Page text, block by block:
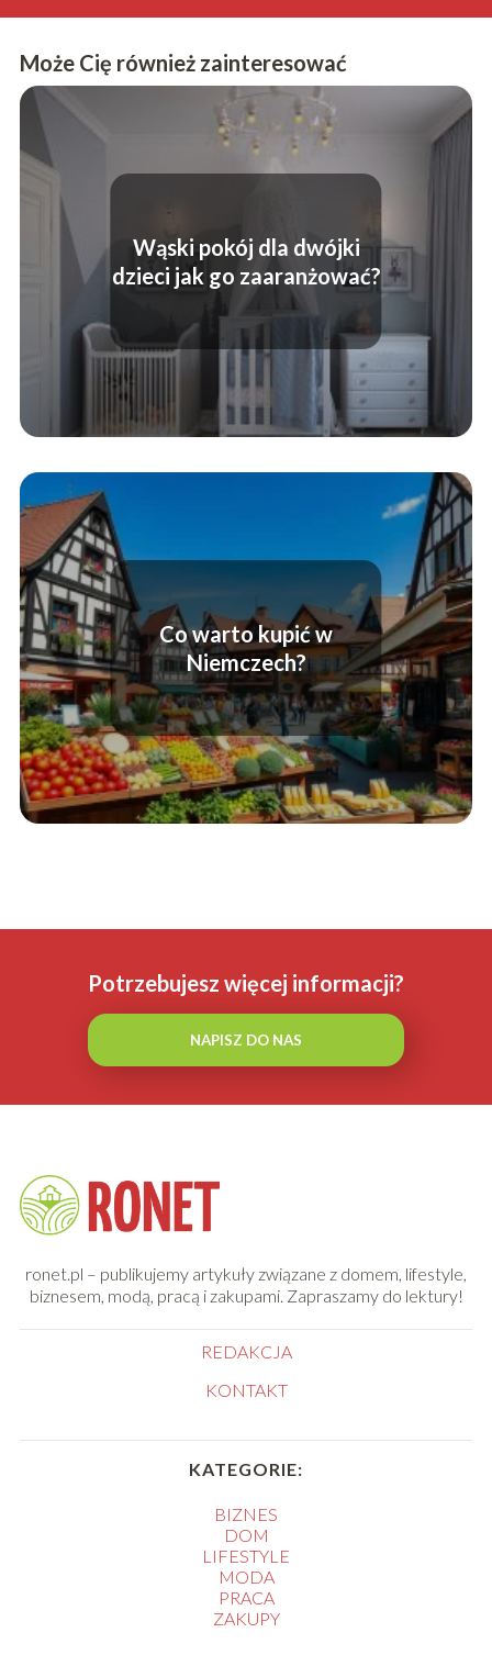
Może Cię również zainteresować
Wąski pokój dla dwójki
dzieci jak go zaaranżować?
Co warto kupić w
Niemczech?
Potrzebujesz więcej informacji?
NAPISZ DO NAS
ronet.pl – publikujemy artykuły związane z domem, lifestyle,
biznesem, modą, pracą i zakupami. Zapraszamy do lektury!
REDAKCJA
KONTAKT
KATEGORIE:
BIZNES
DOM
LIFESTYLE
MODA
PRACA
ZAKUPY